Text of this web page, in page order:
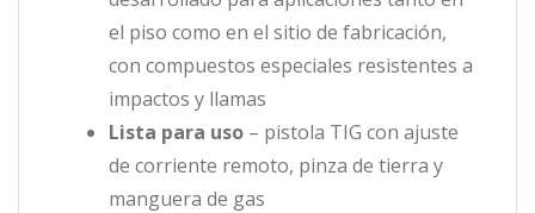
el piso como en el sitio de fabricación,
con compuestos especiales resistentes a
impactos y llamas
Lista para uso – pistola TIG con ajuste
de corriente remoto, pinza de tierra y
manguera de gas